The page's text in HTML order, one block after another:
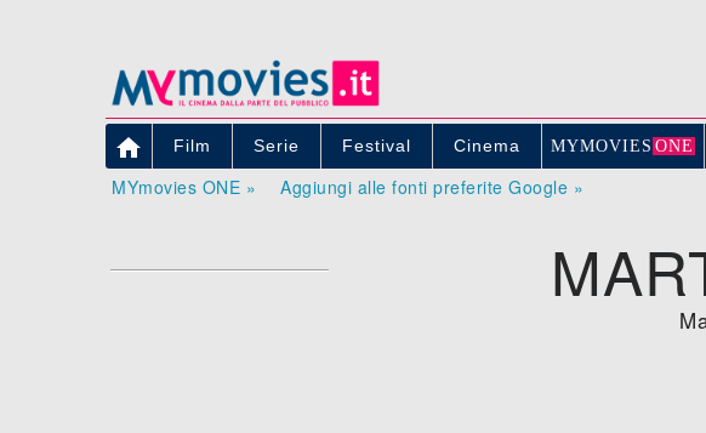
 Film Serie Festival Cinema MYMOVIE S ONE
MYmovies ONE » Aggiungi alle fonti preferite Google »